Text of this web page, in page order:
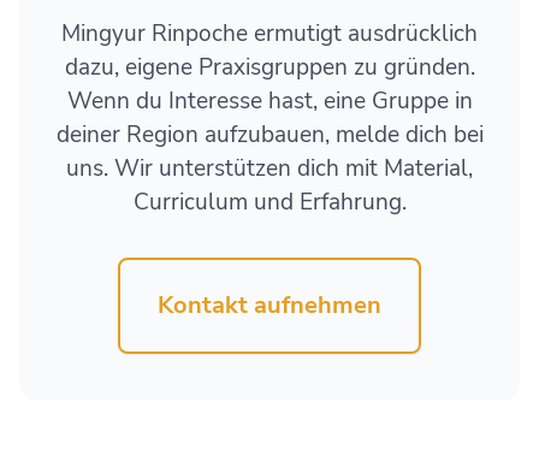
Mingyur Rinpoche ermutigt ausdrücklich
dazu, eigene Praxisgruppen zu gründen.
Wenn du Interesse hast, eine Gruppe in
deiner Region aufzubauen, melde dich bei
uns. Wir unterstützen dich mit Material,
Curriculum und Erfahrung.
Kontakt aufnehmen